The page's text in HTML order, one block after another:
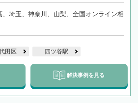
、埼玉、神奈川、山梨、全国オンライン相
田区 四ツ谷駅
解決事例を見る